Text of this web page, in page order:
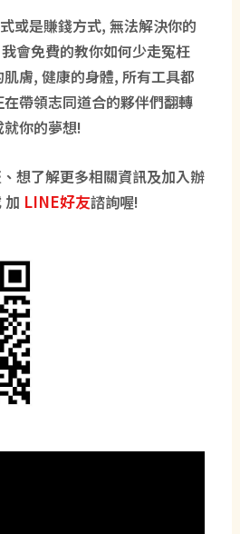
或是賺錢方式, 無法解決你的
會免費的教你如何少走冤枉
膚, 健康的身體, 所有工具都
帶領志同道合的夥伴們翻轉
你的夢想!
想了解更多相關資訊及加入辦
LINE好友諮詢喔!